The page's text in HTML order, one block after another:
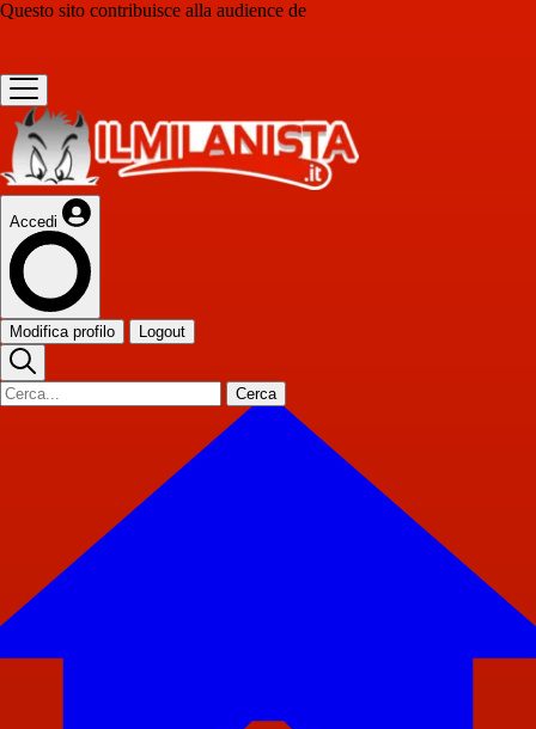
Questo sito contribuisce alla audience de
Accedi
Modifica profilo Logout
Cerca